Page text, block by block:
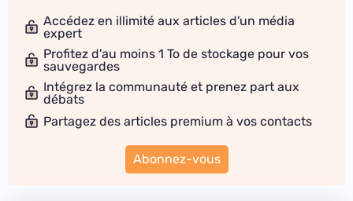
Accédez en illimité aux articles d'un média
expert
Profitez d'au moins 1 To de stockage pour vos
sauvegardes
Intégrez la communauté et prenez part aux
débats
Partagez des articles premium à vos contacts
Abonnez-vous